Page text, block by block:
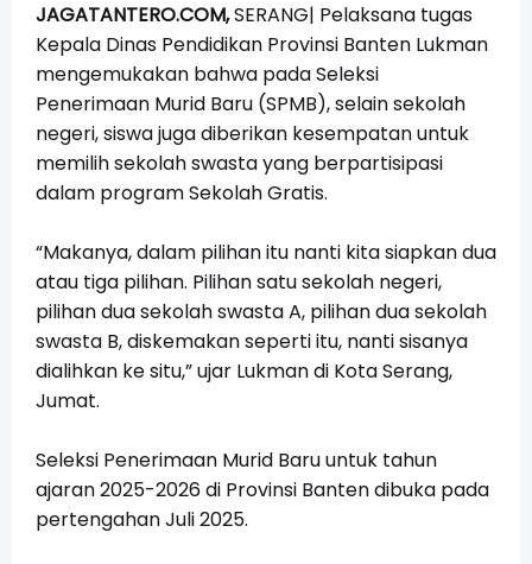
JAGATANTERO.COM,SERANG| Pelaksana tugas
Kepala Dinas Pendidikan Provinsi Banten Lukman
mengemukakan bahwa pada Seleksi
Penerimaan Murid Baru (SPMB), selain sekolah
negeri, siswa juga diberikan kesempatan untuk
memilih sekolah swasta yang berpartisipasi
dalam program Sekolah Gratis.
“Makanya, dalam pilihan itu nanti kita siapkan dua
atau tiga pilihan. Pilihan satu sekolah negeri,
pilihan dua sekolah swasta A, pilihan dua sekolah
swasta B, diskemakan seperti itu, nanti sisanya
dialihkan ke situ,” ujar Lukman di Kota Serang,
Jumat.
Seleksi Penerimaan Murid Baru untuk tahun
ajaran 2025-2026 di Provinsi Banten dibuka pada
pertengahan Juli 2025.